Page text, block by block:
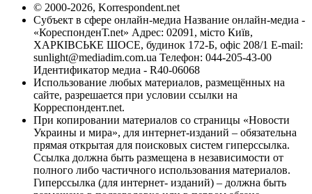
© 2000-2026, Korrespondent.net
Субъект в сфере онлайн-медиа Название онлайн-медиа -
«КореспонденТ.net» Адрес: 02091, місто Київ,
ХАРКІВСЬКЕ ШОСЕ, будинок 172-Б, офіс 208/1 E-mail:
sunlight@mediadim.com.ua Телефон: 044-205-43-00
Идентификатор медиа - R40-06068
Использование любых материалов, размещённых на
сайте, разрешается при условии ссылки на
Корреспондент.net.
При копировании материалов со страницы «Новости
Украины и мира», для интернет-изданий – обязательна
прямая открытая для поисковых систем гиперссылка.
Ссылка должна быть размещена в независимости от
полного либо частичного использования материалов.
Гиперссылка (для интернет- изданий) – должна быть